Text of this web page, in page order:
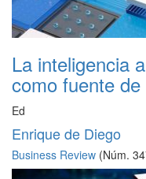
La inteligencia
como fuente
Ed
Enrique de Diego
Business Review (Núm.